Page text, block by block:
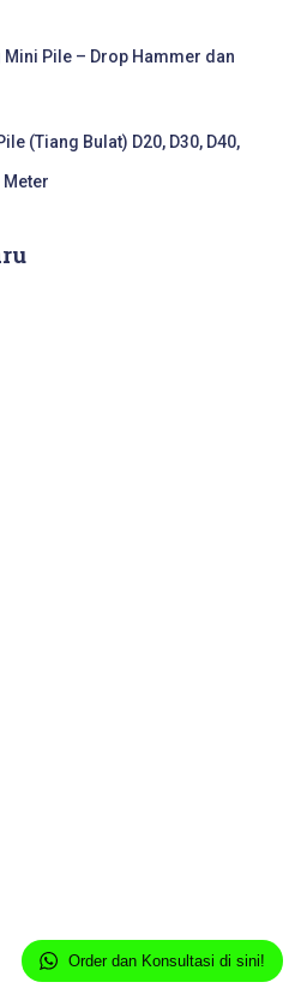
Pile – Drop Hammer dan
(Tiang Bulat) D20, D30, D40,
Meter
Order dan Konsultasi di sini!